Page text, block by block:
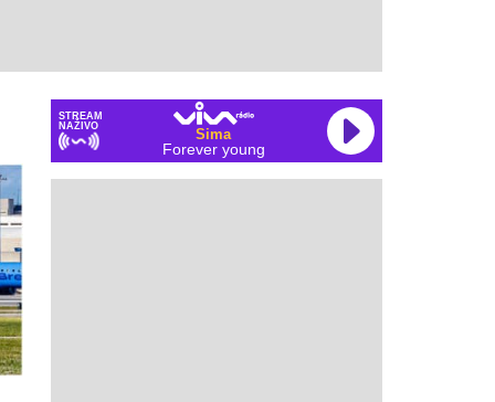
STREAM
NAŽIVO
Sima
Forever young